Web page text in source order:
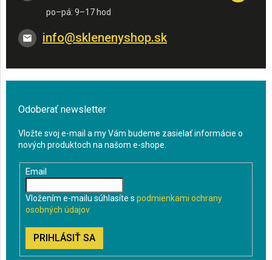
info@sklenenyshop.sk
Odoberať newsletter
Vložte svoj e-mail a my Vám budeme zasielať informácie o
nových produktoch na našom e-shope.
Email
Vložením e-mailu súhlasíte s podmienkami ochrany
osobných údajov
PRIHLÁSIŤ SA